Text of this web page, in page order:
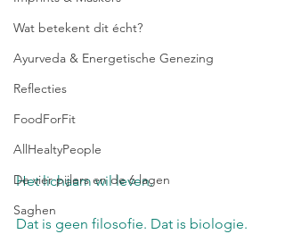
Wat betekent dit écht?
Ayurveda & Energetische Genezing
Reflecties
FoodForFit
AllHealtyPeople
De vier pijlers en de 6 lagen
Saghen
Het lichaam wil leven.
Dat is geen filosofie. Dat is biologie.